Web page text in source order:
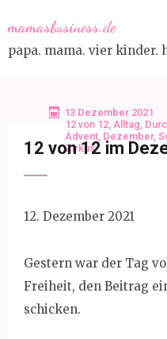
to
content
mamasbusiness.de
papa. mama. vier kinder.
13 Dezember 2021
12 von 12, Alltag,
Advent, Dezember,
Zirkus
12 von 12 im
12. Dezember 2021
Gestern war der Tag
Freiheit, den Beitrag
schicken.